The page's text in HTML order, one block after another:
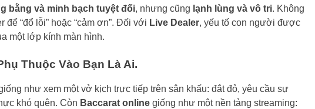
bằng và minh bạch tuyệt đối, nhưng cũng lạnh lùng và vô tri. Không
“đổ lỗi” hoặc “cảm ơn”. Đối với Live Dealer, yếu tố con người được
một lớp kính màn hình.
Thuộc Vào Bạn Là Ai.
như xem một vở kịch trực tiếp trên sân khấu: đắt đỏ, yêu cầu sự
khó quên. Còn Baccarat online giống như một nền tảng streaming: